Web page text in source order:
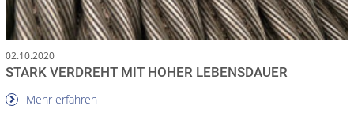
02.10.2020
STARK VERDREHT MIT HOHER LEBENSDAUER
Mehr erfahren